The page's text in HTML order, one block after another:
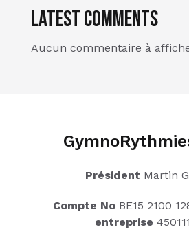
Latest Comments
Aucun commentaire à
Président Martin
Compte No BE15 2100
entreprise